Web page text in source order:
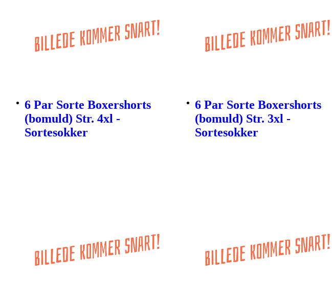
6 Par Sorte Boxershorts
(bomuld) Str. 4xl -
Sortesokker
6 Par Sorte Boxershorts
(bomuld) Str. 3xl -
Sortesokker